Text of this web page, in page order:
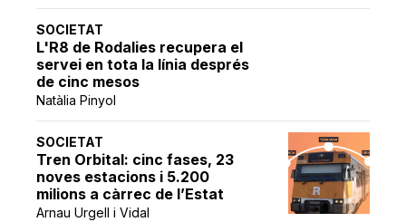
SOCIETAT
L'R8 de Rodalies recupera el
servei en tota la línia després
de cinc mesos
Natàlia Pinyol
SOCIETAT
Tren Orbital: cinc fases, 23
noves estacions i 5.200
milions a càrrec de l’Estat
Arnau Urgell i Vidal